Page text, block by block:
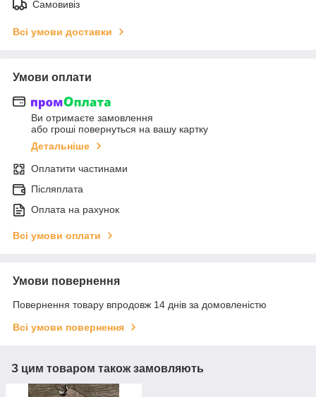
Самовивіз
Всі умови доставки
Умови оплати
Ви отримаєте замовлення
або гроші повернуться на вашу картку
Детальніше
Оплатити частинами
Післяплата
Оплата на рахунок
Всі умови оплати
Умови повернення
Повернення товару впродовж 14 днів за домовленістю
Всі умови повернення
З цим товаром також замовляють